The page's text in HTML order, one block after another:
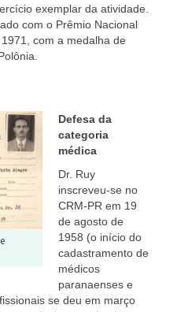
exemplar da atividade.
com o Prêmio Nacional
com a medalha de
Defesa da
categoria
médica
Dr. Ruy
inscreveu-se no
CRM-PR em 19
de agosto de
1958 (o início do
cadastramento de
médicos
paranaenses e
se deu em março